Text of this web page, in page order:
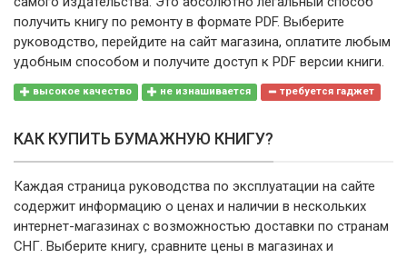
получить книгу по ремонту в формате PDF. Выберите
руководство, перейдите на сайт магазина, оплатите любым
удобным способом и получите доступ к PDF версии книги.
высокое качество не изнашивается требуется гаджет
КАК КУПИТЬ БУМАЖНУЮ КНИГУ?
Каждая страница руководства по эксплуатации на сайте
содержит информацию о ценах и наличии в нескольких
интернет-магазинах с возможностью доставки по странам
СНГ. Выберите книгу, сравните цены в магазинах и